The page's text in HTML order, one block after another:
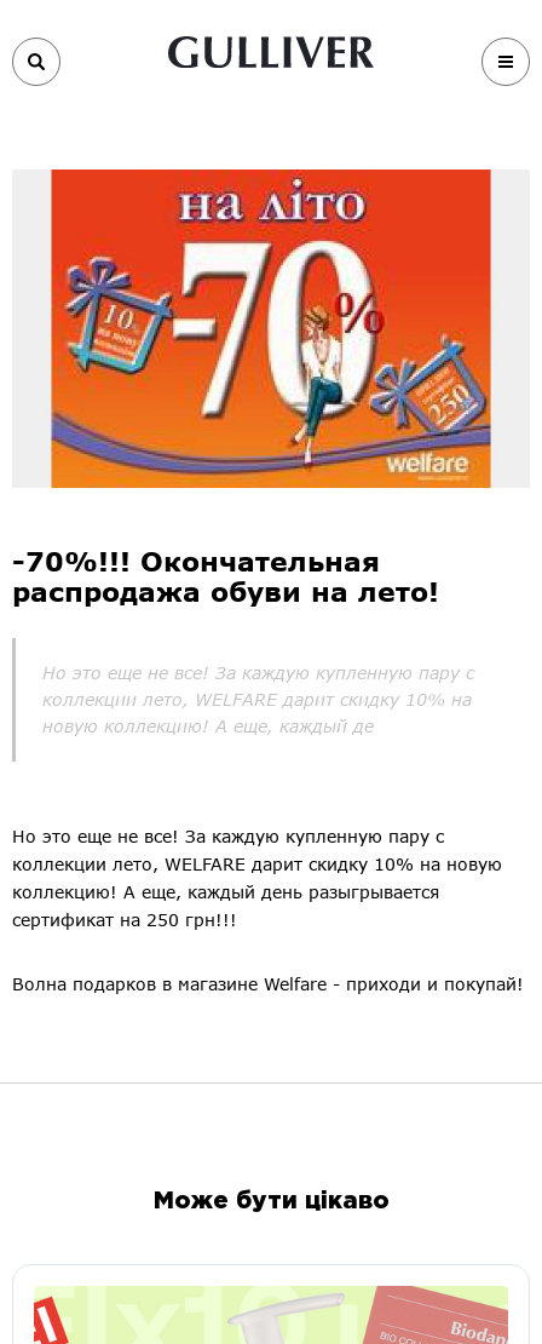
-70%!!! Окончательная
распродажа обуви на лето!
Но это еще не все! За каждую купленную пару с
коллекции лето, WELFARE дарит скидку 10% на
новую коллекцию! А еще, каждый де
Но это еще не все! За каждую купленную пару с
коллекции лето, WELFARE дарит скидку 10% на новую
коллекцию! А еще, каждый день разыгрывается
сертификат на 250 грн!!!
Волна подарков в магазине Welfare - приходи и покупай!
Може бути цікаво